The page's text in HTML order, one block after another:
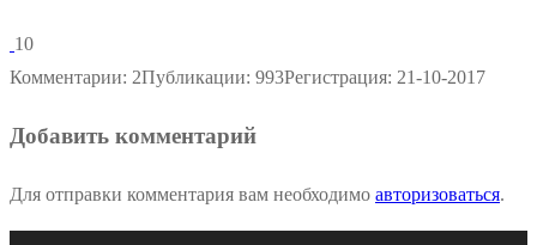
10
Комментарии: 2Публикации: 993Регистрация: 21-10-2017
Добавить комментарий
Для отправки комментария вам необходимо авторизоваться.